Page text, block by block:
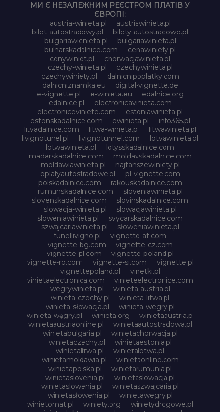
МИ Є НЕЗАЛЕЖНИМ РЕЄСТРОМ ПЛАТІВ У
ЄВРОПІ:
austria-winieta.pl
austriawinieta.pl
bilet-autostradowy.pl
bilety-autostradowe.pl
bulgariawienieta.pl
bulgariawinieta.pl
bulharskadalnice.com
cenawiniety.pl
cenywiniet.pl
chorwacjawinieta.pl
czechy-winieta.pl
czechywinieta.pl
czechywiniety.pl
dalnicnipoplatky.com
dalnicniznamka.eu
digital-vignette.de
e-vignette.pl
e-winieta.eu
edalnice.org
edalnice.pl
electronicavinieta.com
electroniceviniete.com
estoniawinieta.pl
estonskadalnice.com
ewinieta.pl
info365.pl
litvadalnice.com
litwa-winieta.pl
litwawinieta.pl
livignotunel.pl
livignotunnel.com
lotvawinieta.pl
lotwawinieta.pl
lotysskadalnice.com
madarskadalnice.com
moldavskadalnice.com
moldawiawinieta.pl
najtanszewiniety.pl
oplatyautostradowe.pl
pl-vignette.com
polskadalnice.com
rakouskadalnice.com
rumunskadalnice.com
sloveniawinieta.pl
slovenskadalnice.com
slovinskadalnice.com
slowacja-winieta.pl
slowacjawinieta.pl
sloweniawinieta.pl
svycarskadalnice.com
szwajcariawinieta.pl
słoweniawinieta.pl
tunellivigno.pl
vignette-at.com
vignette-bg.com
vignette-cz.com
vignette-pl.com
vignette-poland.pl
vignette-ro.com
vignette-si.com
vignette.pl
vignettepoland.pl
vinetki.pl
vinietaelectronica.com
vinieteelectronice.com
wegrywinieta.pl
winieta-austria.pl
winieta-czechy.pl
winieta-litwa.pl
winieta-słowacja.pl
winieta-wegry.pl
winieta-węgry.pl
winieta.org
winietaaustria.pl
winietaaustriaonline.pl
winietaautostradowa.pl
winietabulgaria.pl
winietachorwacja.pl
winietaczechy.pl
winietaestonia.pl
winietalitwa.pl
winietalotwa.pl
winietamoldawia.pl
winietaonline.com
winietapolska.pl
winietarumunia.pl
winietaslovenia.pl
winietaslowacja.pl
winietaslowenia.pl
winietaszwajcaria.pl
winietasłowenia.pl
winietawegry.pl
winietomat.pl
winiety.org
winietydrogowe.pl